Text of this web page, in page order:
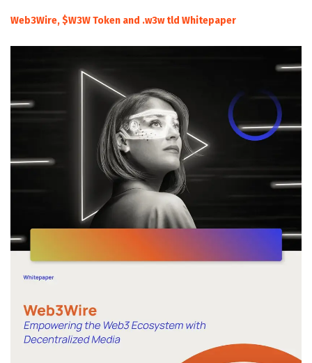
Web3Wire, $W3W Token and .w3w tld Whitepaper